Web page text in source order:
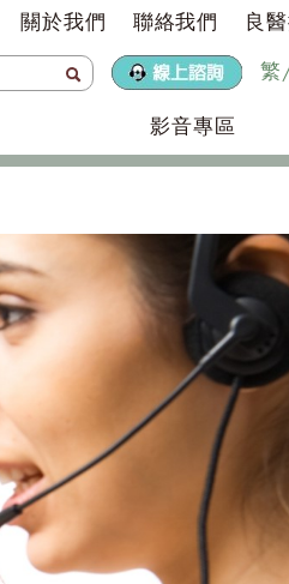
關於我們 聯絡我們 良
繁
影音專區